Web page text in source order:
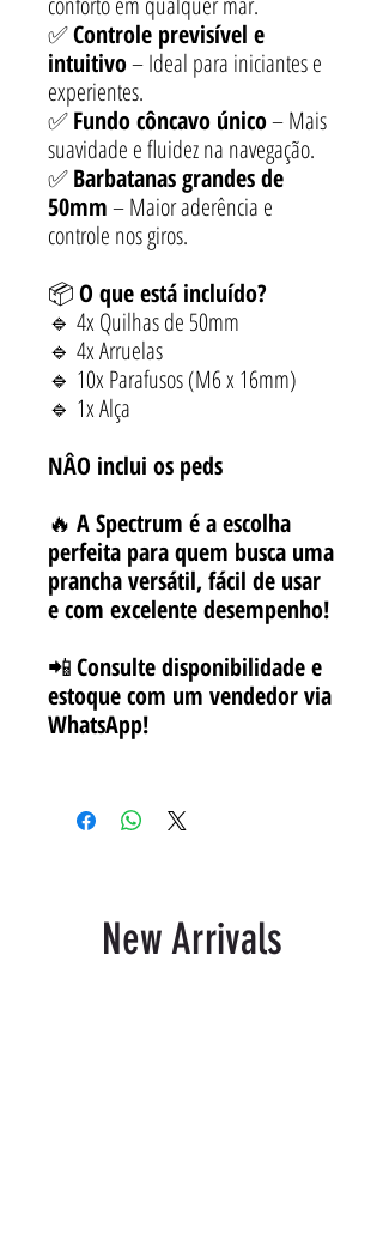
✅Controle previsível e
intuitivo– Ideal para iniciantes e
experientes.
✅Fundo côncavo único– Mais
suavidade e fluidez na navegação.
✅Barbatanas grandes de
50mm– Maior aderência e
controle nos giros.
📦O que está incluído?
🔹 4x Quilhas de 50mm
🔹 4x Arruelas
🔹 10x Parafusos (M6 x 16mm)
🔹 1x Alça
NÂO inclui os peds
🔥 A Spectrum é a escolha
perfeita para quem busca uma
prancha versátil, fácil de usar
e com excelente desempenho!
📲Consulte disponibilidade e
estoque com um vendedor via
WhatsApp!
New Arrivals